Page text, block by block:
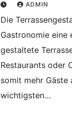
ADMIN
Die
Gastronomie eine
gestaltete
Restaurants oder
somit mehr Gäste
wichtigsten…